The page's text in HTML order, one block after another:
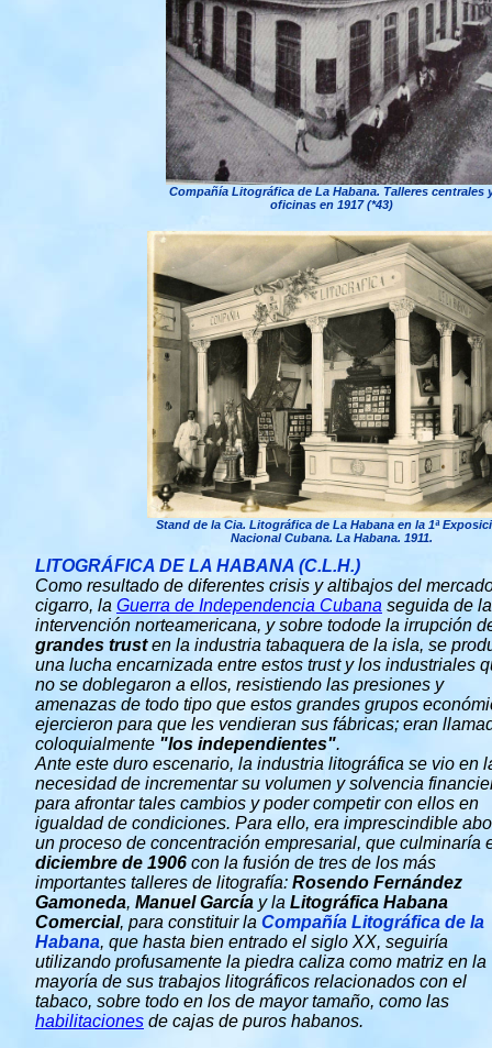
Compañía Litográfica de La Habana. Talleres centrales
oficinas en 1917 (*43)
Stand de la Cia. Litográfica de La Habana en la 1ª
Nacional Cubana. La Habana. 1911.
LITOGRÁFICA DE LA HABANA (C.L.H.)
Como resultado de diferentes crisis y altibajos del
cigarro, la Guerra de Independencia Cubana seguida de la
intervención norteamericana, y sobre todode la irrupción
grandes trusten la industria tabaquera de la isla, se
una lucha encarnizada entre estos trust y los industriales
no se doblegaron a ellos, resistiendo las presiones y
amenazas de todo tipo que estos grandes grupos
ejercieron para que les vendieran sus fábricas; eran
coloquialmente "los independientes".
Ante este duro escenario, la industria litográfica se vio en
necesidad de incrementar su volumen y solvencia
para afrontar tales cambios y poder competir con ellos en
igualdad de condiciones. Para ello, era imprescindible
un proceso de concentración empresarial, que culminaría
diciembre de 1906 con la fusión de tres de los más
importantes talleres de litografía: Rosendo Fernández
Gamoneda, Manuel García y la Litográfica Habana
Comercial, para constituir la Compañía Litográfica de la
Habana, que hasta bien entrado el siglo XX, seguiría
utilizando profusamente la piedra caliza como matriz en la
mayoría de sus trabajos litográficos relacionados con el
tabaco, sobre todo en los de mayor tamaño, como las
habilitaciones de cajas de puros habanos.